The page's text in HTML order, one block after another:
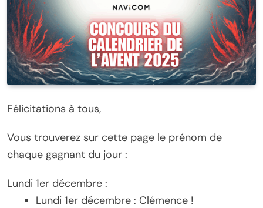
Félicitations à tous,
Vous trouverez sur cette page le prénom de
chaque gagnant du jour :
Lundi 1er décembre :
Lundi 1er décembre : Clémence !